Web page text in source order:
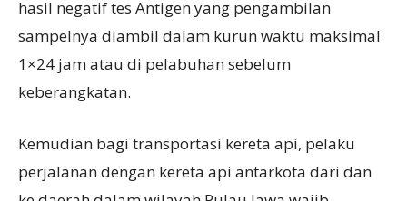
hasil negatif tes Antigen yang pengambilan
sampelnya diambil dalam kurun waktu maksimal
1×24 jam atau di pelabuhan sebelum
keberangkatan.
Kemudian bagi transportasi kereta api, pelaku
perjalanan dengan kereta api antarkota dari dan